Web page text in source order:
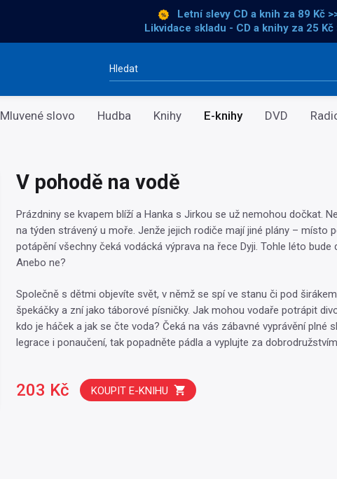
Letní slevy CD a knih za 89 Kč
Likvidace skladu - CD a knihy za 25 Kč
Vyhledávání
Mluvené slovo Hudba Knihy E-knihy DVD
V pohodě na vodě
Prázdniny se kvapem blíží a Hanka s Jirkou se už nemohou dočkat.
na týden strávený u moře. Jenže jejich rodiče mají jiné plány – místo
potápění všechny čeká vodácká výprava na řece Dyji. Tohle léto bude
Anebo ne?
Společně s dětmi objevíte svět, v němž se spí ve stanu či pod
špekáčky a zní jako táborové písničky. Jak mohou vodaře potrápit
kdo je háček a jak se čte voda? Čeká na vás zábavné vyprávění plné
legrace i ponaučení, tak popadněte pádla a vyplujte za
203 Kč KOUPIT E-KNIHU